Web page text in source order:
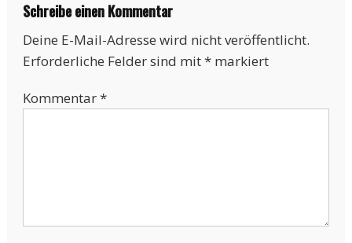
Schreibe einen Kommentar
Deine E-Mail-Adresse wird nicht veröffentlicht.
Erforderliche Felder sind mit*markiert
Kommentar*